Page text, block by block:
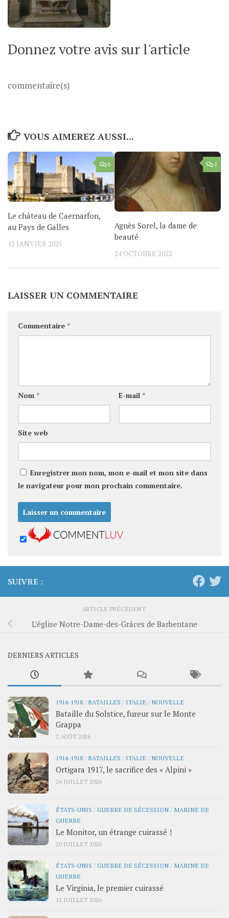
Donnez votre avis sur l'article
commentaire(s)
VOUS AIMEREZ AUSSI...
0
Le château de Caernarfon,
au Pays de Galles
12 JANVIER 2025
1
Agnès Sorel, la dame de
beauté
24 OCTOBRE 2022
LAISSER UN COMMENTAIRE
Commentaire *
Nom * E-mail *
Site web
Enregistrer mon nom, mon e-mail et mon site dans
le navigateur pour mon prochain commentaire.
SUIVRE :
ARTICLE PRÉCÉDENT
L’église Notre-Dame-des-Grâces de Barbentane
DERNIERS ARTICLES
1914-1918/ BATAILLES / ITALIE / NOUVELLE
Bataille du Solstice, fureur sur le Monte
Grappa
2 AOÛT 2026
1914-1918/ BATAILLES / ITALIE / NOUVELLE
Ortigara 1917, le sacrifice des « Alpini »
26 JUILLET 2026
ÉTATS-UNIS /GUERRE DE SÉCESSION/ MARINE DE
GUERRE
Le Monitor, un étrange cuirassé !
20 JUILLET 2026
ÉTATS-UNIS /GUERRE DE SÉCESSION/ MARINE DE
GUERRE
Le Virginia, le premier cuirassé
12 JUILLET 2026